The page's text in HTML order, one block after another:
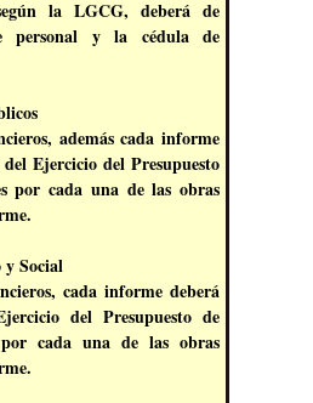
la LGCG, deberá de
personal y la cédula de
además cada informe
Ejercicio del Presupuesto
por cada una de las obras
Social
cada informe deberá
del Presupuesto de
cada una de las obras